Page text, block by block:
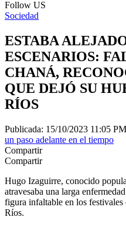
Follow US
Sociedad
ESTABA
ESCENARIOS:
CHANÁ,
QUE DEJÓ SU
RÍOS
Publicada: 15/10/2023 11:05 PM
un paso adelante en el tiempo
Compartir
Compartir
Hugo Izaguirre, conocido
atravesaba una larga
figura infaltable en los
Ríos.